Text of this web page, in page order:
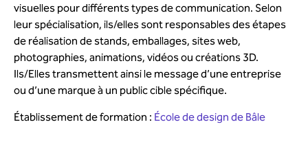
visuelles pour différents types de communication. Selon
leur spécialisation, ils/elles sont responsables des étapes
de réalisation de stands, emballages, sites web,
photographies, animations, vidéos ou créations 3D.
Ils/Elles transmettent ainsi le message d’une entreprise
ou d’une marque à un public cible spécifique.
Établissement de formation : École de design de Bâle